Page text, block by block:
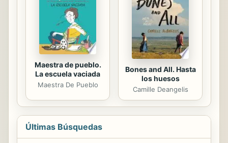
Maestra de pueblo.
La escuela vaciada
Maestra De Pueblo
Bones and All. Hasta
los huesos
Camille Deangelis
Últimas Búsquedas